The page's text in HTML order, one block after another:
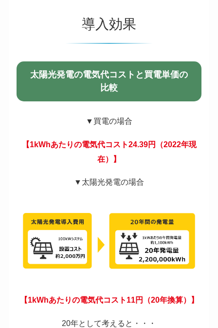
導入効果
太陽光発電の電気代コストと買電単価の
比較
▼買電の場合
【1kWhあたりの電気代コスト24.39円（2022年現
在）】
▼太陽光発電の場合
【1kWhあたりの電気代コスト11円（20年換算）】
20年として考えると・・・